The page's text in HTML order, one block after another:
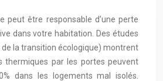
peut être responsable d’une perte
dans votre habitation. Des études
de la transition écologique) montrent
thermiques par les portes peuvent
dans les logements mal isolés.